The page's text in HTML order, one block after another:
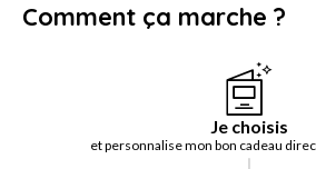
Comment ça marche ?
Je choisis
et personnalise mon bon cadeau